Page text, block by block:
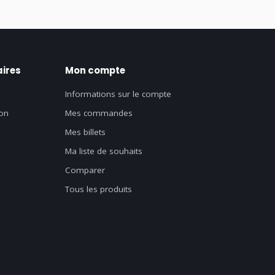
Mon compte
Informations sur le compte
Mes commandes
Mes billets
Ma liste de souhaits
Comparer
Tous les produits